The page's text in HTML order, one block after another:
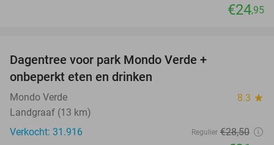
€24,95
Dagentree voor park Mondo Verde +
onbeperkt eten en drinken
Mondo Verde 8.3 star
Landgraaf (13 km)
Verkocht: 31.916
Regulier €28,50